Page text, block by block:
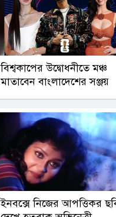
বিশ্বকাপের উদ্বোধনীতে মঞ্চ
মাতাবেন বাংলাদেশের সঞ্জয়
ইনবক্সে নিজের আপত্তিকর